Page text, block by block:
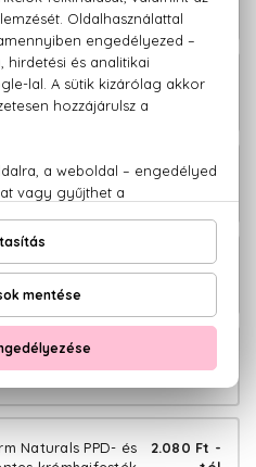
krémhajfesték
Copper PPD- és
krémhajfesték
2.080 Ft -
Gold PPD- és
krémhajfesték
2.080 Ft -
Wood PPD- és
2.080 Ft -
Copper PPD- és
krémhajfesték
tól
Naturals PPD- és
2.080 Ft -